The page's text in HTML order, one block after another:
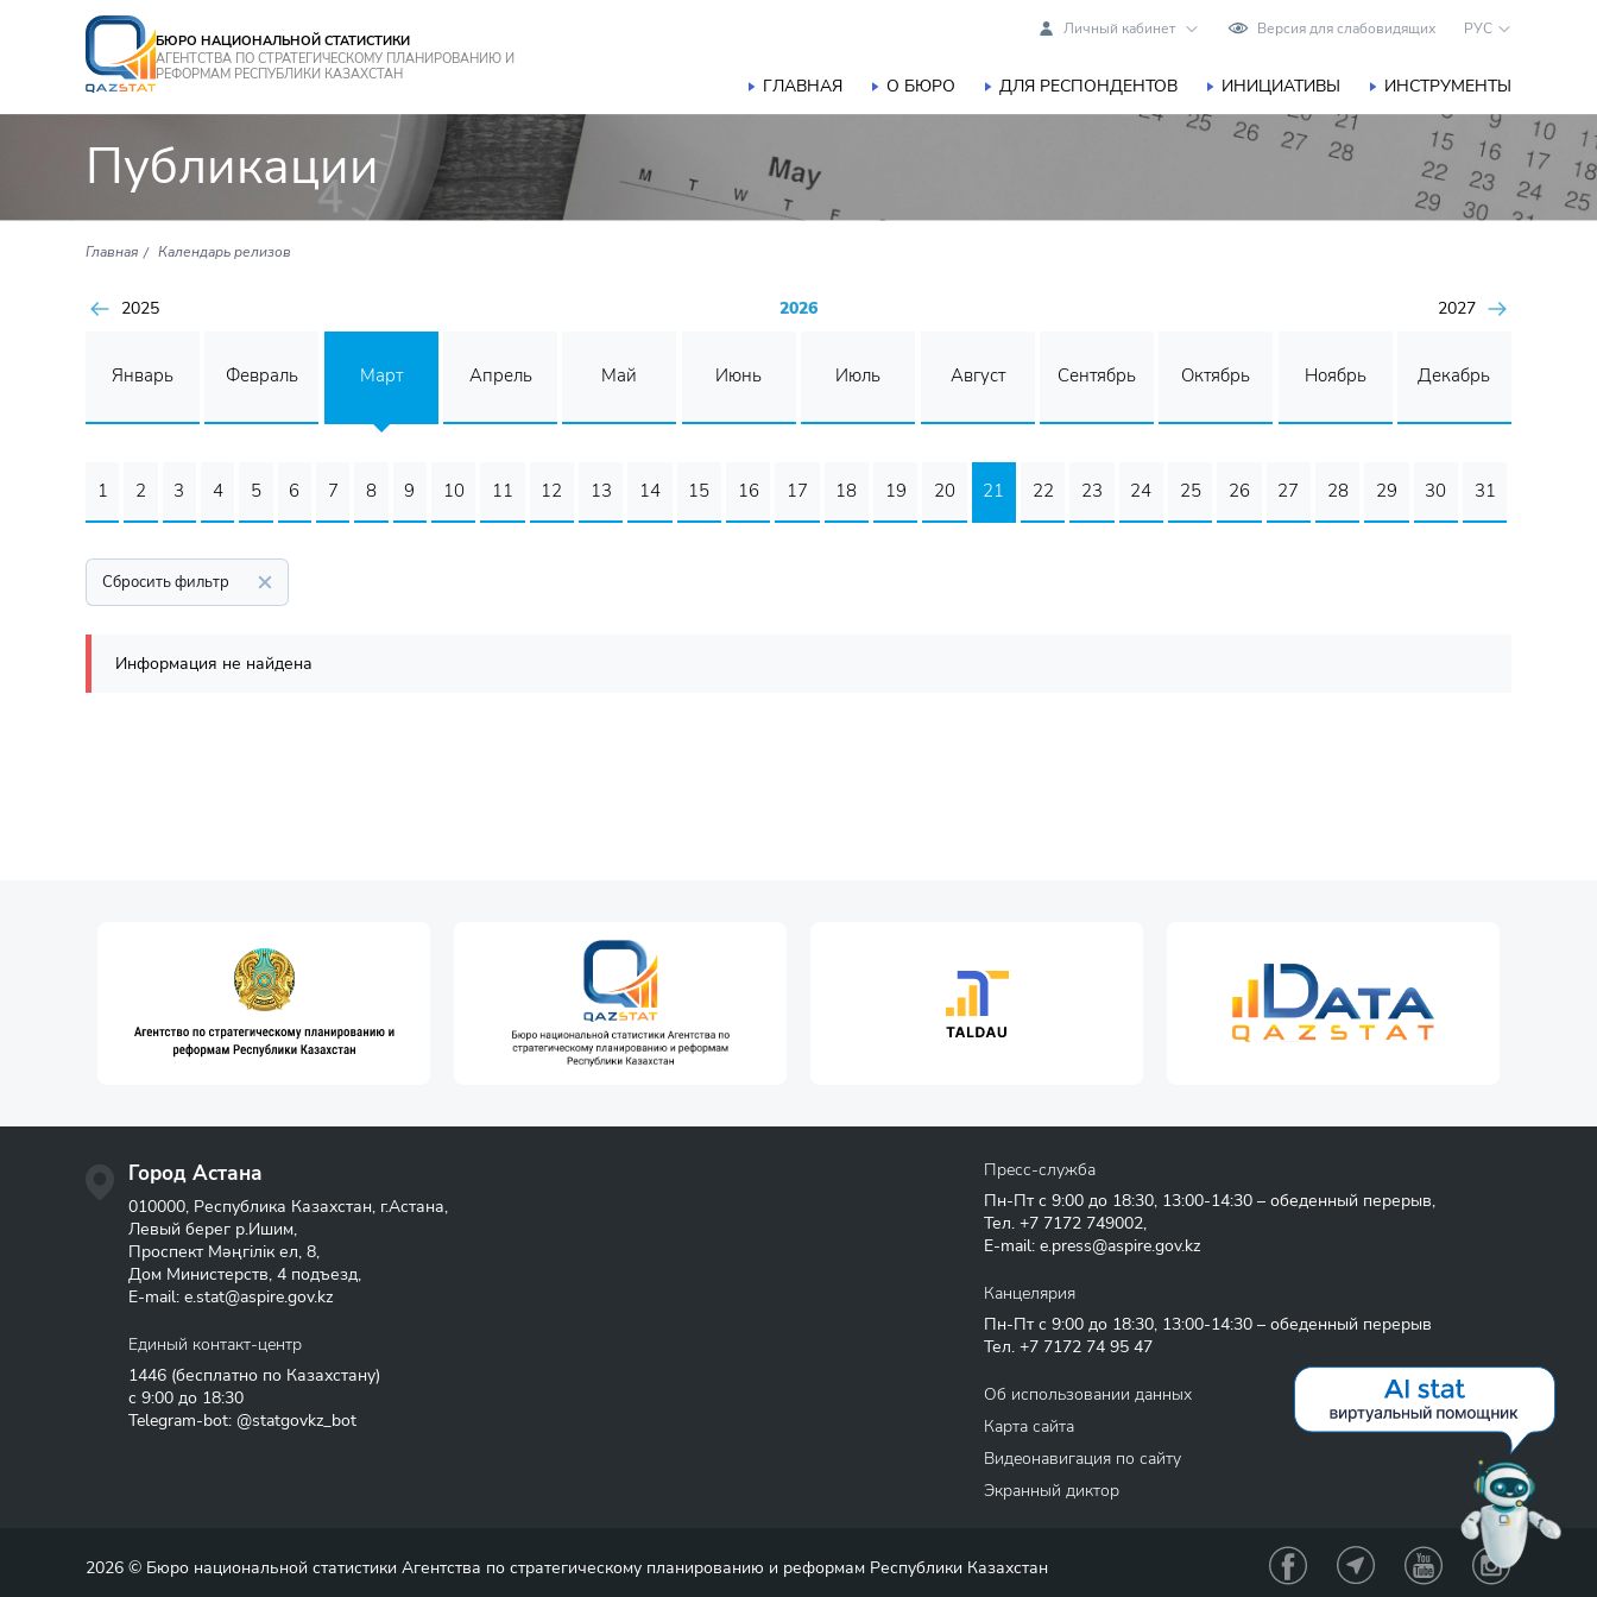
БЮРО НАЦИОНАЛЬНОЙ СТАТИСТИКИ
АГЕНТСТВА ПО СТРАТЕГИЧЕСКОМУ ПЛАНИРОВАНИЮ И
РЕФОРМАМ РЕСПУБЛИКИ КАЗАХСТАН
Личный кабинет Версия для слабовидящих РУС
ГЛАВНАЯ О БЮРО ДЛЯ РЕСПОНДЕНТОВ ИНИЦИАТИВЫ ИНСТРУМЕНТЫ
Публикации
Главная Календарь релизов
2025 2026 2027
Январь Февраль Март Апрель Май Июнь Июль Август Сентябрь Октябрь Ноябрь Декабрь
1 2 3 4 5 6 7 8 9 10 11 12 13 14 15 16 17 18 19 20 21 22 23 24 25 26 27 28 29 30 31
Сбросить фильтр
Информация не найдена
Город Астана
010000, Республика Казахстан, г.Астана,
Левый берег р.Ишим,
Проспект Мәңгілік ел, 8,
Дом Министерств, 4 подъезд,
E-mail: e.stat@aspire.gov.kz
Единый контакт-центр
1446 (бесплатно по Казахстану)
с 9:00 до 18:30
Telegram-bot: @statgovkz_bot
Пресс-служба
Пн-Пт с 9:00 до 18:30, 13:00-14:30 – обеденный перерыв,
Тел. +7 7172 749002,
E-mail: e.press@aspire.gov.kz
Канцелярия
Пн-Пт с 9:00 до 18:30, 13:00-14:30 – обеденный перерыв
Тел. +7 7172 74 95 47
Об использовании данных
Карта сайта
Видеонавигация по сайту
Экранный диктор
2026 © Бюро национальной статистики Агентства по стратегическому планированию и реформам Республики Казахстан